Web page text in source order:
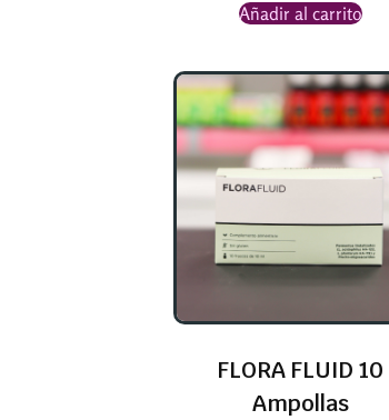
Añadir al carrito
FLORA FLUID 10
Ampollas